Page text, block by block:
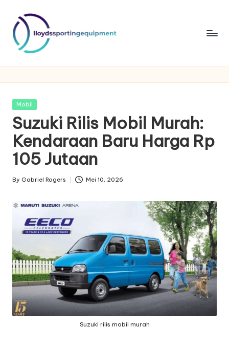
content
ll
o
y
d
s
s
p
o
rt
in
g
e
q
ui
p
Posted
Mobil
Suzuki Rilis Mobil Murah:
Kendaraan Baru Harga Rp
105 Jutaan
Posted
By Gabriel Rogers Mei 10, 2026
Suzuki rilis mobil murah